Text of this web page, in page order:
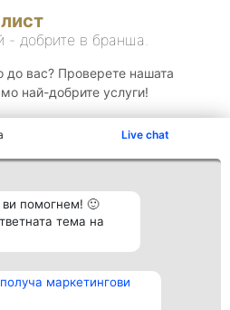
Live chat
помогнем! 🙂
тема на
маркетингови
- добрите в бранша.
до вас? Проверете нашата
най-добрите услуги!
Класация Контакти